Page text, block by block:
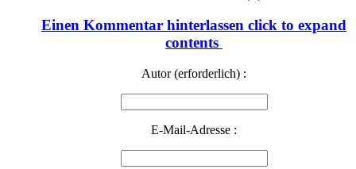
Einen Kommentar hinterlassen click to expand
contents
Autor (erforderlich) :
E-Mail-Adresse :